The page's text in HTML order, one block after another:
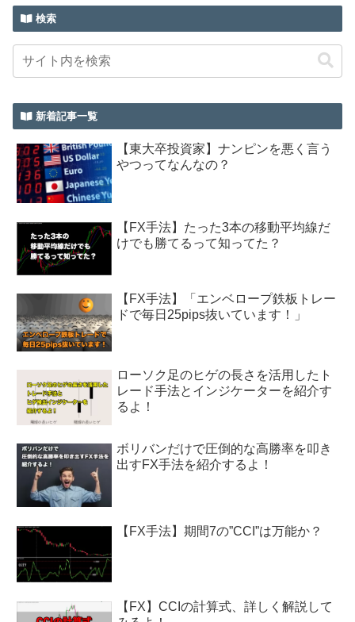
検索
新着記事一覧
【東大卒投資家】ナンピンを悪く言う
やつってなんなの？
【FX手法】たった3本の移動平均線だ
けでも勝てるって知ってた？
【FX手法】「エンベロープ鉄板トレー
ドで毎日25pips抜いています！」
ローソク足のヒゲの長さを活用したト
レード手法とインジケーターを紹介す
るよ！
ボリバンだけで圧倒的な高勝率を叩き
出すFX手法を紹介するよ！
【FX手法】期間7の”CCI”は万能か？
【FX】CCIの計算式、詳しく解説して